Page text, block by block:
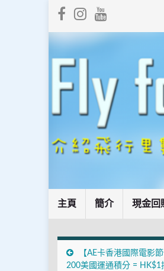
主頁 簡介 現金回
【AE卡香港國際電影
200美國運通積分 = HK$1